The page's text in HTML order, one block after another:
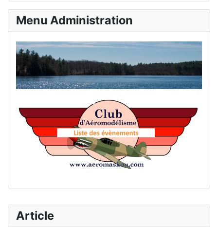
Article
Menu Administration